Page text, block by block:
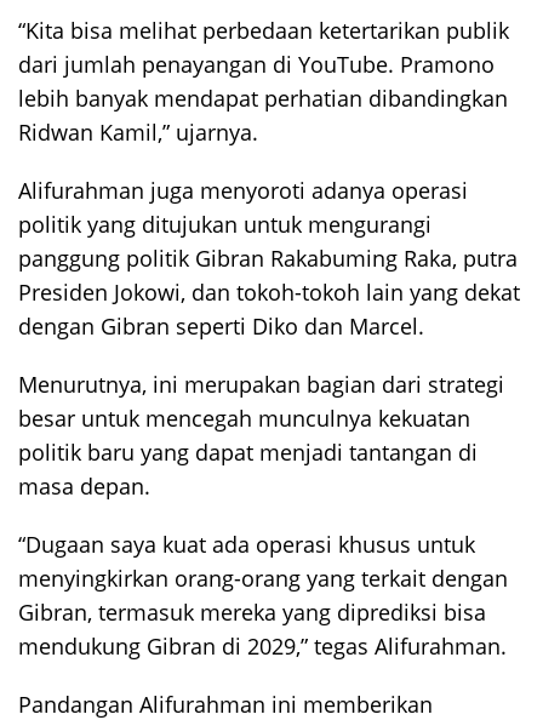
“Kita bisa melihat perbedaan ketertarikan publik
dari jumlah penayangan di YouTube. Pramono
lebih banyak mendapat perhatian dibandingkan
Ridwan Kamil,” ujarnya.
Alifurahman juga menyoroti adanya operasi
politik yang ditujukan untuk mengurangi
panggung politik Gibran Rakabuming Raka, putra
Presiden Jokowi, dan tokoh-tokoh lain yang dekat
dengan Gibran seperti Diko dan Marcel.
Menurutnya, ini merupakan bagian dari strategi
besar untuk mencegah munculnya kekuatan
politik baru yang dapat menjadi tantangan di
masa depan.
“Dugaan saya kuat ada operasi khusus untuk
menyingkirkan orang-orang yang terkait dengan
Gibran, termasuk mereka yang diprediksi bisa
mendukung Gibran di 2029,” tegas Alifurahman.
Pandangan Alifurahman ini memberikan